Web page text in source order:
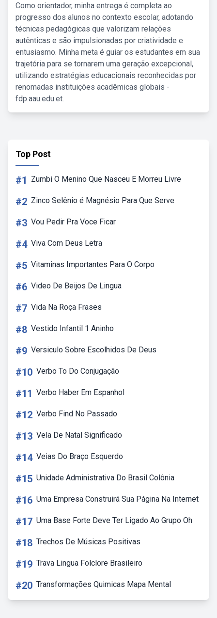
Como orientador, minha entrega é completa ao
progresso dos alunos no contexto escolar, adotando
técnicas pedagógicas que valorizam relações
autênticas e são impulsionadas por criatividade e
entusiasmo. Minha meta é guiar os estudantes em sua
trajetória para se tornarem uma geração excepcional,
utilizando estratégias educacionais reconhecidas por
renomadas instituições acadêmicas globais -
fdp.aau.edu.et.
Top Post
#1 Zumbi O Menino Que Nasceu E Morreu Livre
#2 Zinco Selênio é Magnésio Para Que Serve
#3 Vou Pedir Pra Voce Ficar
#4 Viva Com Deus Letra
#5 Vitaminas Importantes Para O Corpo
#6 Video De Beijos De Lingua
#7 Vida Na Roça Frases
#8 Vestido Infantil 1 Aninho
#9 Versiculo Sobre Escolhidos De Deus
#10 Verbo To Do Conjugação
#11 Verbo Haber Em Espanhol
#12 Verbo Find No Passado
#13 Vela De Natal Significado
#14 Veias Do Braço Esquerdo
#15 Unidade Administrativa Do Brasil Colônia
#16 Uma Empresa Construirá Sua Página Na Internet
#17 Uma Base Forte Deve Ter Ligado Ao Grupo Oh
#18 Trechos De Músicas Positivas
#19 Trava Lingua Folclore Brasileiro
#20 Transformações Quimicas Mapa Mental